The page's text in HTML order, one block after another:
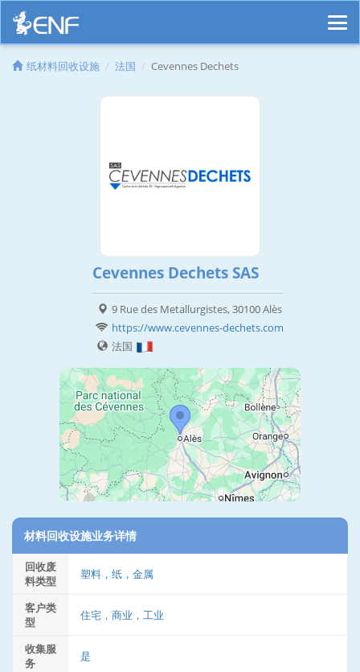
纸材料回收设施 法国 Cevennes Dechets
Cevennes Dechets SAS
9 Rue des Metallurgistes, 30100 Alès
https://www.cevennes-dechets.com
法国
材料回收设施业务详情
回收废
料类型
塑料，纸，金属
客户类
型
住宅，商业，工业
收集服
务
是